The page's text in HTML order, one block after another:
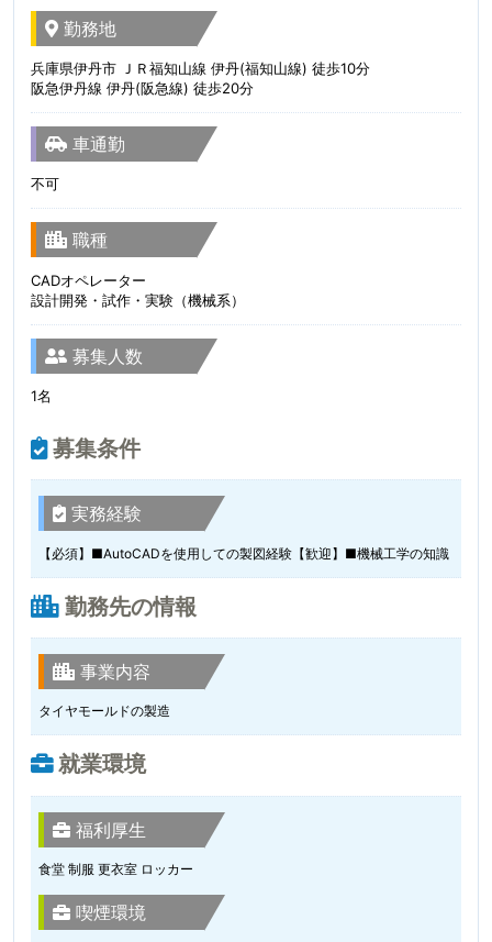
勤務地
兵庫県伊丹市 ＪＲ福知山線 伊丹(福知山線) 徒歩10分
阪急伊丹線 伊丹(阪急線) 徒歩20分
車通勤
不可
職種
CADオペレーター
設計開発・試作・実験（機械系）
募集人数
1名
募集条件
実務経験
【必須】■AutoCADを使用しての製図経験【歓迎】■機械工学の知識
勤務先の情報
事業内容
タイヤモールドの製造
就業環境
福利厚生
食堂 制服 更衣室 ロッカー
喫煙環境